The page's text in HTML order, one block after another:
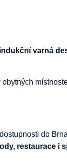
indukční varná
obytných
dostupnosti do
restaurace i